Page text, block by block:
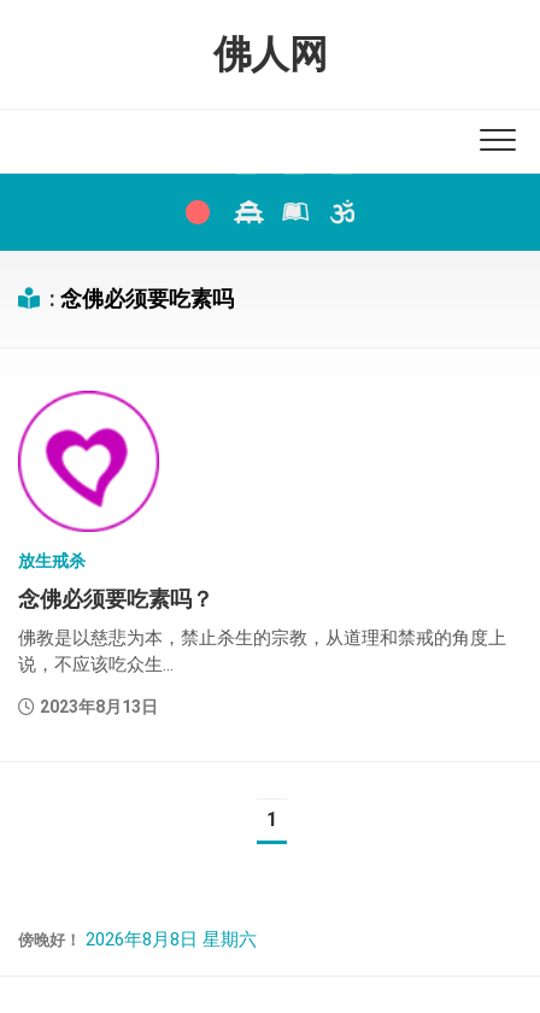
佛人网
: 念佛必须要吃素吗
放生戒杀
念佛必须要吃素吗？
佛教是以慈悲为本，禁止杀生的宗教，从道理和禁戒的角度上
说，不应该吃众生...
2023年8月13日
1
傍晚好！ 2026年8月8日 星期六